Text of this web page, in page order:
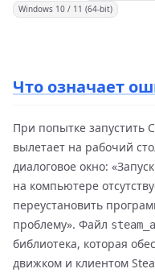
Windows 10 / 11 (64-bit)
Что означает
При попытке запустить
вылетает на рабочий
диалоговое окно:
на компьютере
переустановить
проблему». Файл
библиотека, которая
движком и клиентом